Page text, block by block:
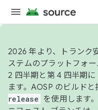
2026 年より、トランク
ステムのプラットフォ
2 四半期と第 4 四半期
ます。AOSP のビルドと
release
を使用します。